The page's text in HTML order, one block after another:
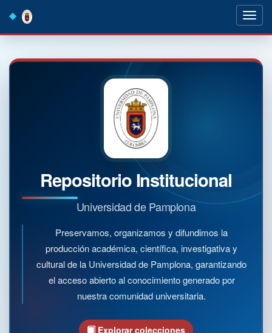
navigation
Repositorio Institucional
Universidad de Pamplona
Preservamos, organizamos y difundimos la
producción académica, científica, investigativa y
cultural de la Universidad de Pamplona, garantizando
el acceso abierto al conocimiento generado por
nuestra comunidad universitaria.
Explorar colecciones